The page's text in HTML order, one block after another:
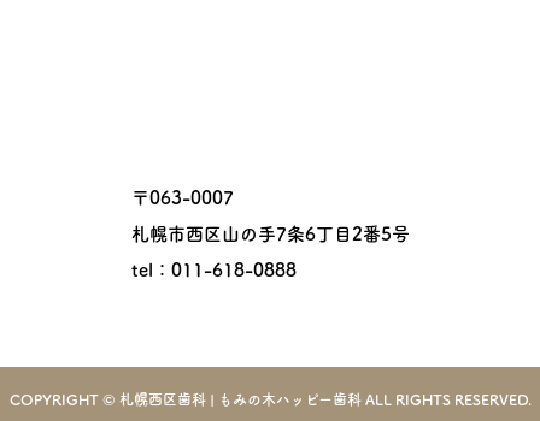
〒063-0007
札幌市西区山の手7条6丁目2番5号
tel：011-618-0888
COPYRIGHT © 札幌西区歯科 | もみの木ハッピー歯科 ALL RIGHTS RESERVED.